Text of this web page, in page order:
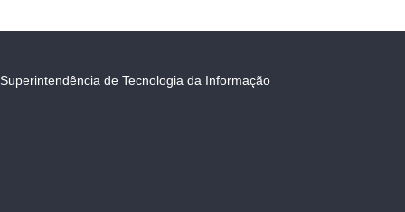
Superintendência de Tecnologia da Informação